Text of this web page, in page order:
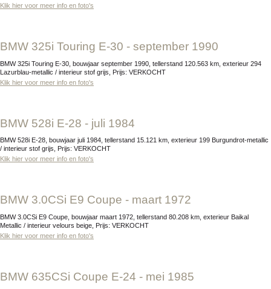
Klik hier voor meer info en foto's
BMW 325i Touring E-30 - september 1990
BMW 325i Touring E-30, bouwjaar september 1990, tellerstand 120.563 km, exterieur 294
Lazurblau-metallic / interieur stof grijs, Prijs: VERKOCHT
Klik hier voor meer info en foto's
BMW 528i E-28 - juli 1984
BMW 528i E-28, bouwjaar juli 1984, tellerstand 15.121 km, exterieur 199 Burgundrot-metallic
/ interieur stof grijs, Prijs: VERKOCHT
Klik hier voor meer info en foto's
BMW 3.0CSi E9 Coupe - maart 1972
BMW 3.0CSi E9 Coupe, bouwjaar maart 1972, tellerstand 80.208 km, exterieur Baikal
Metallic / interieur velours beige, Prijs: VERKOCHT
Klik hier voor meer info en foto's
BMW 635CSi Coupe E-24 - mei 1985